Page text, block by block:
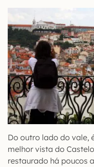
Do outro lado do vale,
melhor vista do
restaurado há poucos